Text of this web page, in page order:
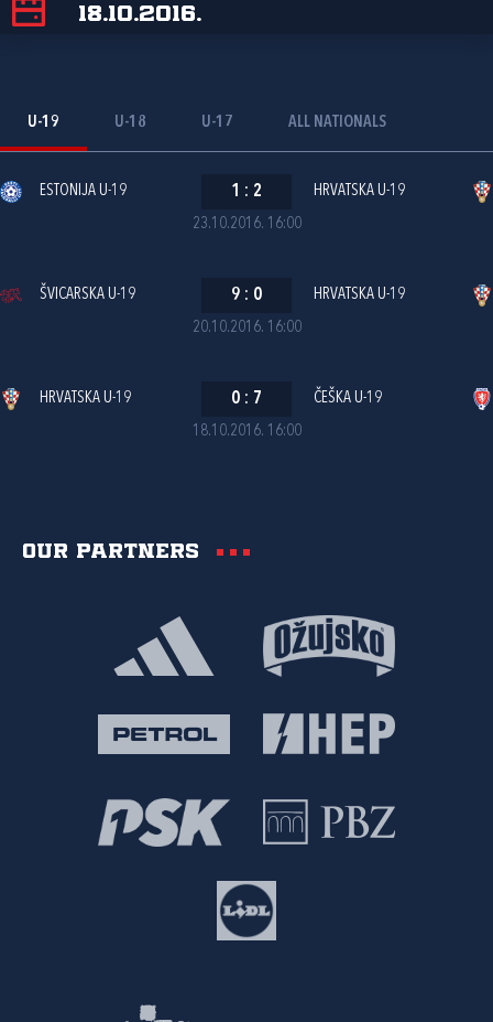
18.10.2016.
U-19 U-18 U-17 ALL NATIONALS
23.10.2016. 16:00
ESTONIJA U-19 1 : 2 HRVATSKA U-19
20.10.2016. 16:00
ŠVICARSKA U-19 9 : 0 HRVATSKA U-19
18.10.2016. 16:00
HRVATSKA U-19 0 : 7 ČEŠKA U-19
Our partners